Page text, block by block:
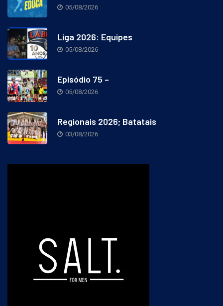
05/08/2026
Liga 2026: Equipes
05/08/2026
Episódio 75 –
05/08/2026
Regionais 2026; Batatais
03/08/2026